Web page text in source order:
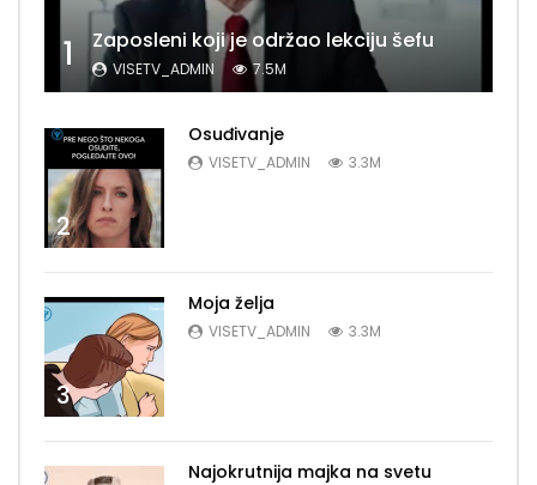
1 Zaposleni koji je održao lekciju šefu
VISETV_ADMIN 7.5M
2
Osuđivanje
VISETV_ADMIN 3.3M
3
Moja želja
VISETV_ADMIN 3.3M
Najokrutnija majka na svetu